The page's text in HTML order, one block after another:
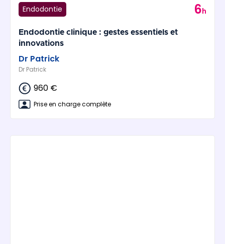
Endodontie 6h
Endodontie clinique : gestes essentiels et
innovations
Dr Patrick
Dr Patrick
960 €
Prise en charge complète